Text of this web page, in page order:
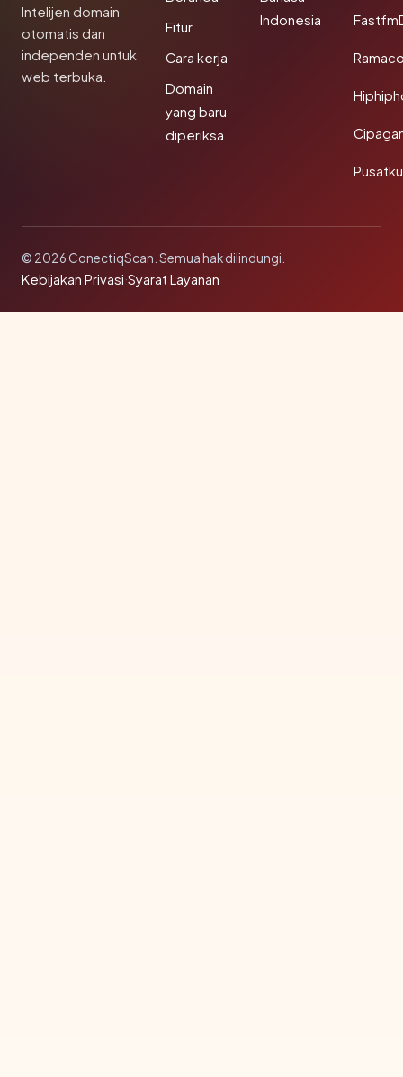
Intelijen domain
otomatis dan
independen untuk
web terbuka.
Fitur
Cara kerja
Domain
yang baru
diperiksa
Indonesia
© 2026 ConectiqScan. Semua hak dilindungi.
Kebijakan Privasi·Syarat Layanan